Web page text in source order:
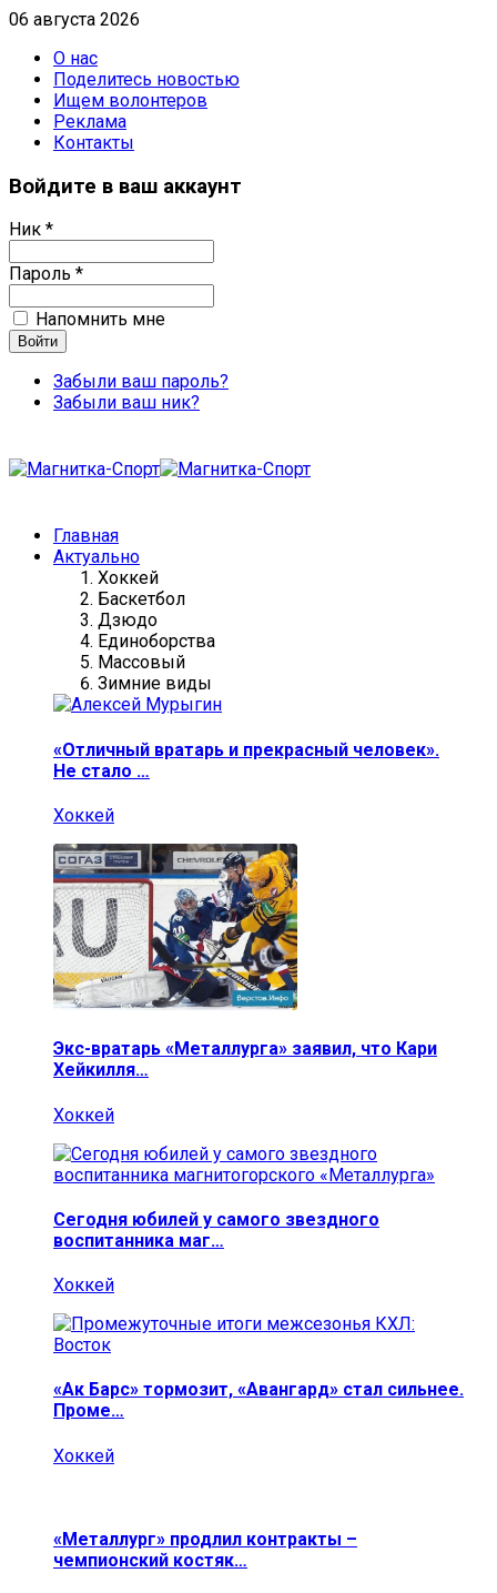
06 августа 2026
О нас
Поделитесь новостью
Ищем волонтеров
Реклама
Контакты
Войдите в ваш аккаунт
Ник *
Пароль *
Напомнить мне
Забыли ваш пароль?
Забыли ваш ник?
Главная
Актуально
Хоккей
Баскетбол
Дзюдо
Единоборства
Массовый
Зимние виды
«Отличный вратарь и прекрасный человек».
Не стало …
Хоккей
Экс-вратарь «Металлурга» заявил, что Кари
Хейкилля…
Хоккей
Сегодня юбилей у самого звездного
воспитанника маг…
Хоккей
«Ак Барс» тормозит, «Авангард» стал сильнее.
Проме…
Хоккей
«Металлург» продлил контракты –
чемпионский костяк…